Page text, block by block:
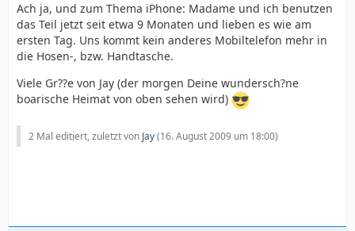
Ach ja, und zum Thema iPhone: Madame und ich benutzen
das Teil jetzt seit etwa 9 Monaten und lieben es wie am
ersten Tag. Uns kommt kein anderes Mobiltelefon mehr in
die Hosen-, bzw. Handtasche.
Viele Gr??e von Jay (der morgen Deine wundersch?ne
boarische Heimat von oben sehen wird)
2 Mal editiert, zuletzt von Jay(16. August 2009 um 18:00)